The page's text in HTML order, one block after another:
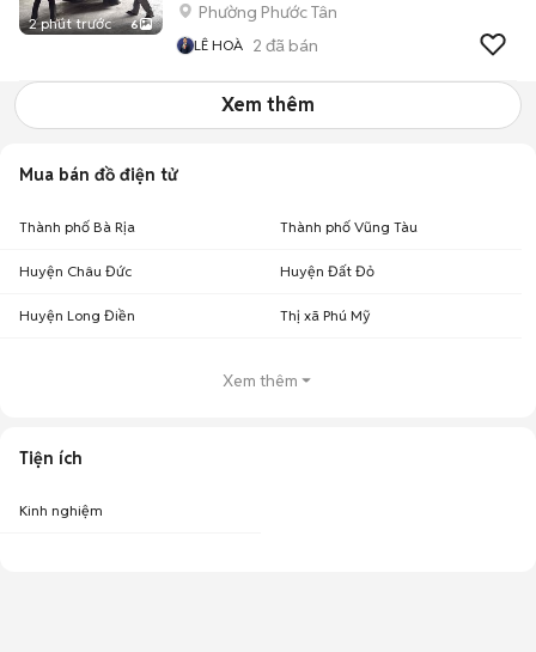
2 phút trước 6
Phường Phước Tân
LÊ HOÀ 2 đã bán
Xem thêm
Mua bán đồ điện tử
Thành phố Bà Rịa Thành phố Vũng Tàu
Huyện Châu Đức Huyện Đất Đỏ
Huyện Long Điền Thị xã Phú Mỹ
Xem thêm
Tiện ích
Kinh nghiệm